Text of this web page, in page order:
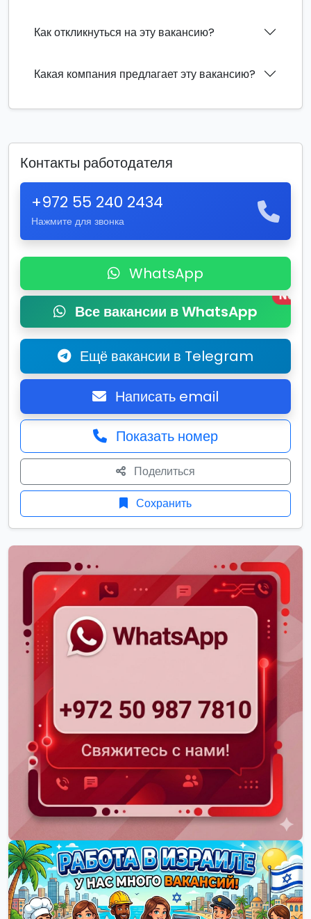
Как откликнуться на эту вакансию?
Какая компания предлагает эту вакансию?
Контакты работодателя
+972 55 240 2434
Нажмите для звонка
WhatsApp
Все вакансии в WhatsApp
New
Ещё вакансии в Telegram
Написать email
Показать номер
Поделиться
Сохранить